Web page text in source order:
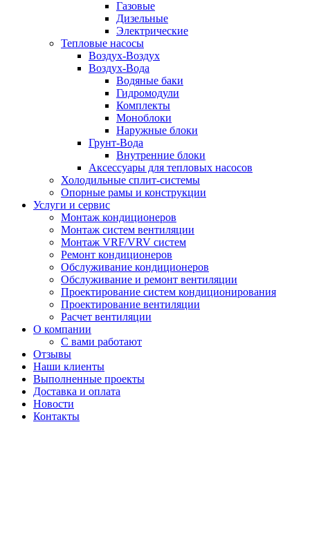
Газовые
Дизельные
Электрические
Тепловые насосы
Воздух-Воздух
Воздух-Вода
Водяные баки
Гидромодули
Комплекты
Моноблоки
Наружные блоки
Грунт-Вода
Внутренние блоки
Аксессуары для тепловых насосов
Холодильные сплит-системы
Опорные рамы и конструкции
Услуги и сервис
Монтаж кондиционеров
Монтаж систем вентиляции
Монтаж VRF/VRV систем
Ремонт кондиционеров
Обслуживание кондиционеров
Обслуживание и ремонт вентиляции
Проектирование систем кондиционирования
Проектирование вентиляции
Расчет вентиляции
О компании
С вами работают
Отзывы
Наши клиенты
Выполненные проекты
Доставка и оплата
Новости
Контакты